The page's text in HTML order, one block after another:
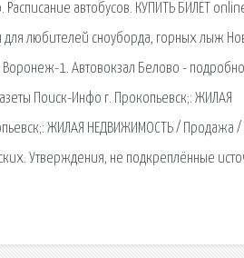
автобусов. КУПИТЬ БИЛЕТ
любителей сноуборда, горных лыж
Воронеж-1. Автовокзал Белово -
Поиск-Инфо г. Прокопьевск;: ЖИЛАЯ
ЖИЛАЯ НЕДВИЖИМОСТЬ / Продажа /
Утверждения, не подкреплённые